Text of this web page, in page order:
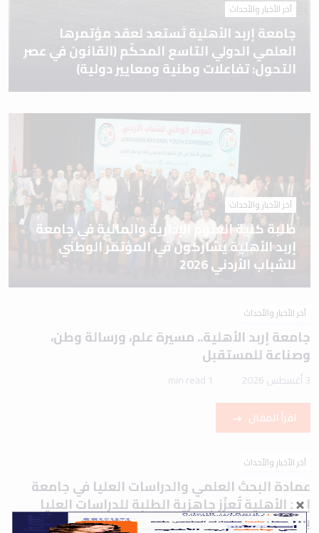
آخر الأخبار والأحداث
جامعة إربد الأهلية تَستعد لعقد مؤتمرها
العلمي الدولي التاسع المحكّم (القانون في عصر
التحول: تفاعلات وطنية ومعايير دولية)
آخر الأخبار والأحداث
طلبة كلية العلوم الإدارية والمالية في جامعة
إربد الأهلية يشاركون في المؤتمر الوطني
للشباب الأردني 2026
آخر الأخبار والأحداث
جامعة إربد الأهلية.. مسيرة علم، ورسالة وطن،
وصناعة للمستقبل
3 أغسطس 2026 1 min read
اقرأ المقال
آخر الأخبار والأحداث
عمادة البحث العلمي والدراسات العليا في جامعة
إربد الأهلية تُعزّز جاهزية الطلبة للدراسات العليا
بورشة تعريفية حول اختباري IELTS وTOEFL